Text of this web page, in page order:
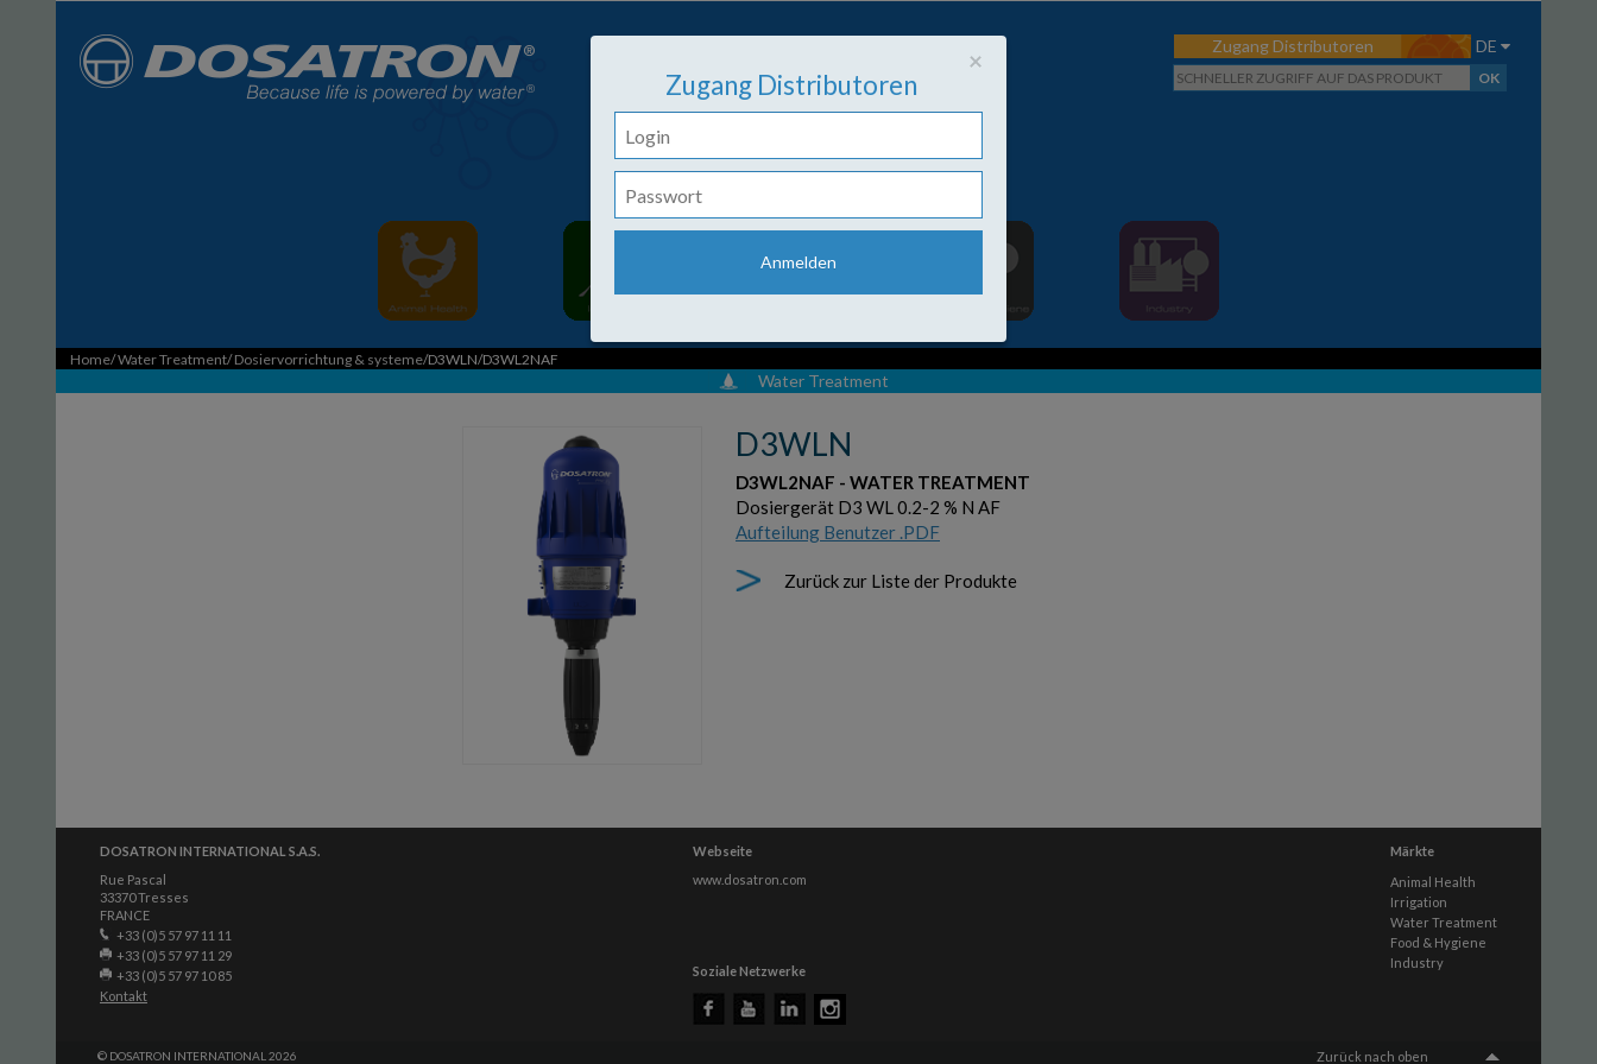
Zugang Distributoren DE
Home/Water Treatment/Dosiervorrichtung & systeme/D3WLN/D3WL2NAF
Water Treatment
D3WLN
D3WL2NAF - WATER TREATMENT
Dosiergerät D3 WL 0.2-2 % N AF
Aufteilung Benutzer .PDF
Zurück zur Liste der Produkte
DOSATRON INTERNATIONAL S.A.S.
Rue Pascal
33370 Tresses
FRANCE
+33 (0)5 57 97 11 11
+33 (0)5 57 97 11 29
+33 (0)5 57 97 10 85
Kontakt
Webseite
www.dosatron.com
Soziale Netzwerke
Märkte
Animal Health
Irrigation
Water Treatment
Food & Hygiene
Industry
© DOSATRON INTERNATIONAL 2026 Zurück nach oben
×
Zugang Distributoren